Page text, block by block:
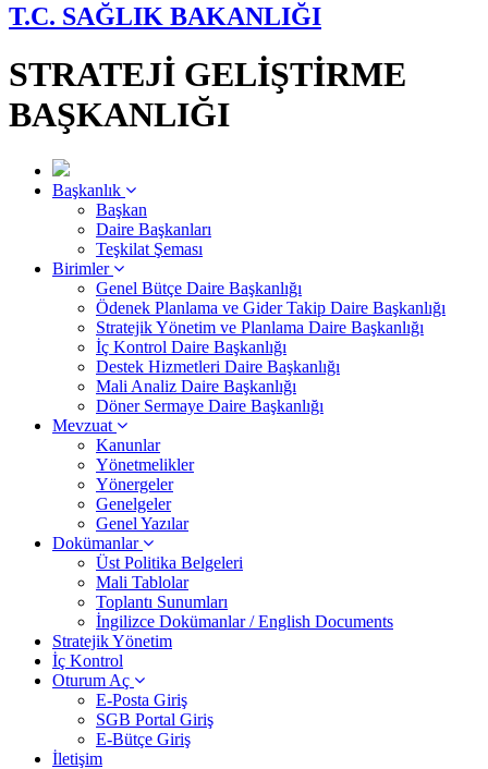
T.C. SAĞLIK BAKANLIĞI
STRATEJİ GELİŞTİRME
BAŞKANLIĞI
Başkanlık
Başkan
Daire Başkanları
Teşkilat Şeması
Birimler
Genel Bütçe Daire Başkanlığı
Ödenek Planlama ve Gider Takip Daire Başkanlığı
Stratejik Yönetim ve Planlama Daire Başkanlığı
İç Kontrol Daire Başkanlığı
Destek Hizmetleri Daire Başkanlığı
Mali Analiz Daire Başkanlığı
Döner Sermaye Daire Başkanlığı
Mevzuat
Kanunlar
Yönetmelikler
Yönergeler
Genelgeler
Genel Yazılar
Dokümanlar
Üst Politika Belgeleri
Mali Tablolar
Toplantı Sunumları
İngilizce Dokümanlar / English Documents
Stratejik Yönetim
İç Kontrol
Oturum Aç
E-Posta Giriş
SGB Portal Giriş
E-Bütçe Giriş
İletişim